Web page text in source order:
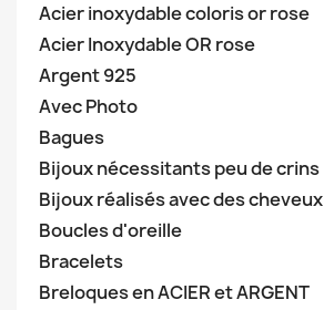
Acier inoxydable coloris or rose
Acier Inoxydable OR rose
Argent 925
Avec Photo
Bagues
Bijoux nécessitants peu de crins
Bijoux réalisés avec des cheveux
Boucles d'oreille
Bracelets
Breloques en ACIER et ARGENT